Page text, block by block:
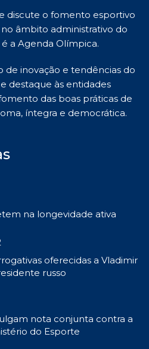
discute o fomento esportivo
âmbito administrativo do
a Agenda Olímpica.
de inovação e tendências do
destaque às entidades
das boas práticas de
íntegra e democrática.
na longevidade ativa
oferecidas a Vladimir
russo
nota conjunta contra a
do Esporte